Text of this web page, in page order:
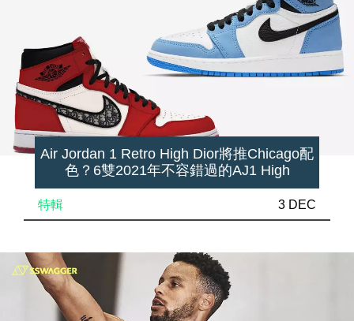
Air Jordan 1 Retro High Dior將推Chicago配
色？6雙2021年不容錯過的AJ1 High
特輯 3 DEC